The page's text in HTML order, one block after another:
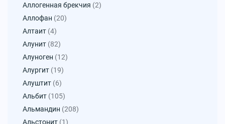
Аллогенная брекчия (2)
Аллофан (20)
Алтаит (4)
Алунит (82)
Алуноген (12)
Алургит (19)
Алуштит (6)
Альбит (105)
Альмандин (208)
Альстонит (1)